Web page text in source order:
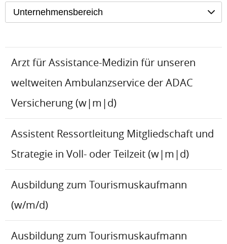
Unternehmensbereich
Arzt für Assistance-Medizin für unseren
weltweiten Ambulanzservice der ADAC
Versicherung (w|m|d)
Assistent Ressortleitung Mitgliedschaft und
Strategie in Voll- oder Teilzeit (w|m|d)
Ausbildung zum Tourismuskaufmann
(w/m/d)
Ausbildung zum Tourismuskaufmann